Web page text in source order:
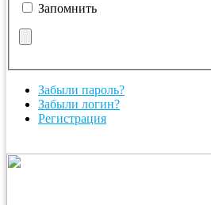
Запомнить
Забыли пароль?
Забыли логин?
Регистрация